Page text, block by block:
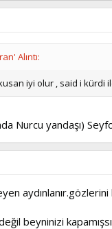
Alıntı:
iyi olur , said i kürdi
Nurcu yandaşı)
beyninizi